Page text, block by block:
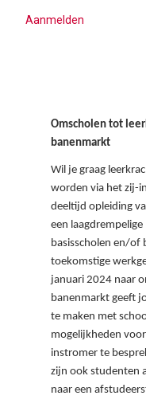
Aanmelden
Omscholen tot
banenmarkt
Wil je graag
worden via het zij-
deeltijd opleiding
een
basisscholen en/of
toekomstige
januari 2024 naar
banenmarkt geeft
te maken met
mogelijkheden
instromer te
zijn ook studenten
naar een